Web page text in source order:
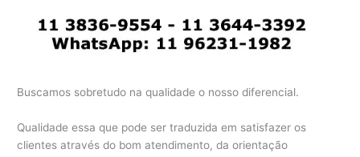
Buscamos sobretudo na qualidade o nosso diferencial.
Qualidade essa que pode ser traduzida em satisfazer os
clientes através do bom atendimento, da orientação